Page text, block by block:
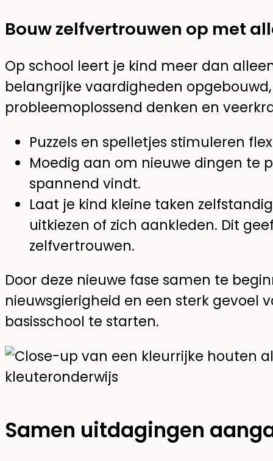
Bouw zelfvertrouwen op met
Op school leert je kind meer dan
belangrijke vaardigheden
probleemoplossend denken en
Puzzels en spelletjes stimuleren
Moedig aan om nieuwe dingen te
spannend vindt.
Laat je kind kleine taken
uitkiezen of zich aankleden. Dit
zelfvertrouwen.
Door deze nieuwe fase samen te
nieuwsgierigheid en een sterk gevoel
basisschool te starten.
Samen uitdagingen